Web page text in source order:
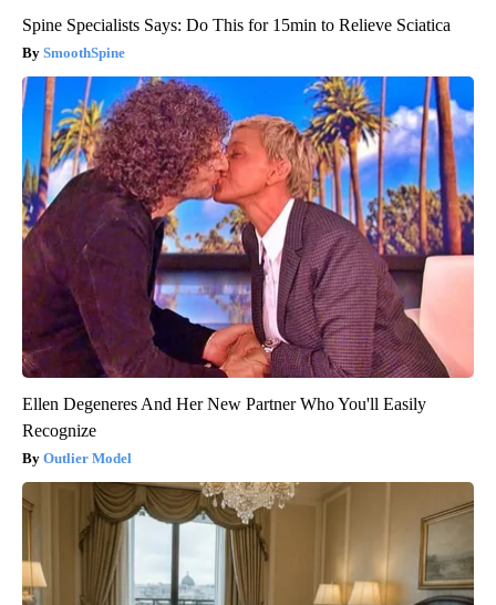
Spine Specialists Says: Do This for 15min to Relieve Sciatica
SmoothSpine
Ellen Degeneres And Her New Partner Who You'll Easily
Recognize
Outlier Model